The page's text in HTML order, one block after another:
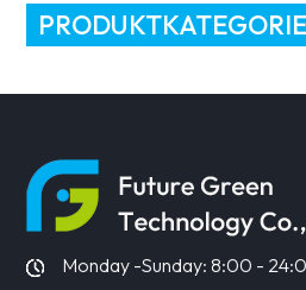
Monday -Sunday: 8:00 -